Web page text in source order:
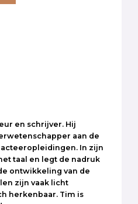
en schrijver. Hij
aan de
In zijn
taal en legt de nadruk
ontwikkeling van de
zijn vaak licht
herkenbaar. Tim is